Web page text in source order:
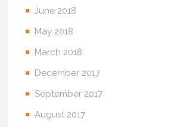
June 2018
May 2018
March 2018
December 2017
September 2017
August 2017